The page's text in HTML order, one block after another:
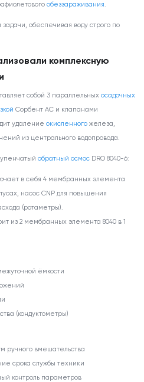
обеззараживания.
обеспечивая воду строго по
комплексную
собой 3 параллельныхосадочных
Сорбент АС и клапанами
удалениеокисленного железа,
из центрального водопровода.
обратный осмос DRO 8040-6:
в себя 4 мембранных элемента
насос CNP для повышения
(ротаметры).
из 2 мембранных элемента 8040 в 1
ёмкости
(кондуктометры)
ручного вмешательства
срока службы техники
контроль параметров